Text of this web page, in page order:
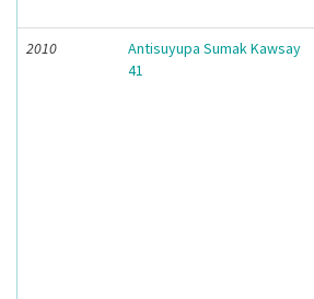
2010
Antisuyupa Sumak Kawsay
41